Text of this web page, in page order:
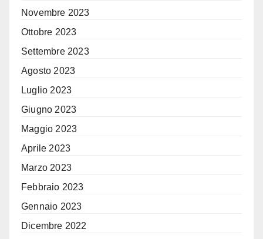
Novembre 2023
Ottobre 2023
Settembre 2023
Agosto 2023
Luglio 2023
Giugno 2023
Maggio 2023
Aprile 2023
Marzo 2023
Febbraio 2023
Gennaio 2023
Dicembre 2022